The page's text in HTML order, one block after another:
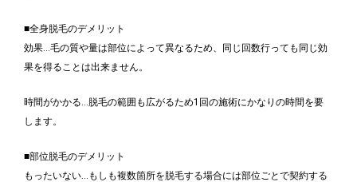
■全身脱毛のデメリット
効果…毛の質や量は部位によって異なるため、同じ回数行っても同じ効
果を得ることは出来ません。
時間がかかる…脱毛の範囲も広がるため1回の施術にかなりの時間を要
します。
■部位脱毛のデメリット
もったいない…もしも複数箇所を脱毛する場合には部位ごとで契約する